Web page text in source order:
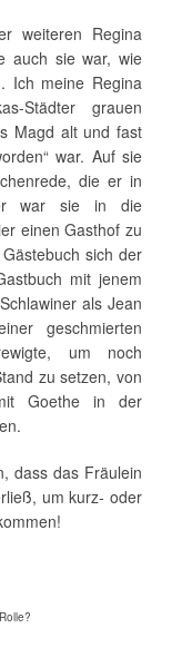
weiteren Regina
auch sie war, wie
Ich meine Regina
Städter grauen
Magd alt und fast
war. Auf sie
die er in
war sie in die
einen Gasthof zu
sich der
mit jenem
als Jean
geschmierten
um noch
zu setzen, von
Goethe in der
dass das Fräulein
um kurz- oder